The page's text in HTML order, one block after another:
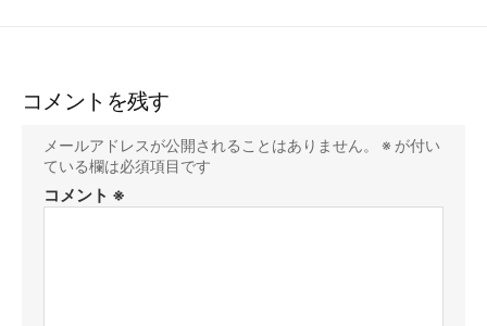
コメントを残す
メールアドレスが公開されることはありません。 ※ が付い
ている欄は必須項目です
コメント ※